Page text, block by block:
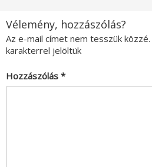
Vélemény, hozzászólás?
Az e-mail címet nem tesszük közzé.
karakterrel jelöltük
Hozzászólás *